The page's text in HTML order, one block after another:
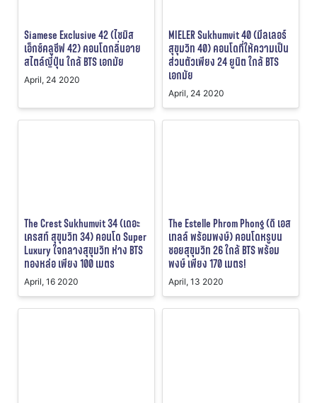
Siamese Exclusive 42 (ไซมิส
เอ็กซ์คลูซีฟ 42) คอนโดกลิ่นอาย
สไตล์ญี่ปุ่น ใกล้ BTS เอกมัย
April, 24 2020
MIELER Sukhumvit 40 (มีลเลอร์
สุขุมวิท 40) คอนโดที่ให้ความเป็น
ส่วนตัวเพียง 24 ยูนิต ใกล้ BTS
เอกมัย
April, 24 2020
The Crest Sukhumvit 34 (เดอะ
เครสท์ สุขุมวิท 34) คอนโด Super
Luxury ใจกลางสุขุมวิท ห่าง BTS
ทองหล่อ เพียง 100 เมตร
April, 16 2020
The Estelle Phrom Phong (ดิ เอส
เทลล์ พร้อมพงษ์) คอนโดหรูบน
ซอยสุขุมวิท 26 ใกล้ BTS พร้อม
พงษ์ เพียง 170 เมตร!
April, 13 2020